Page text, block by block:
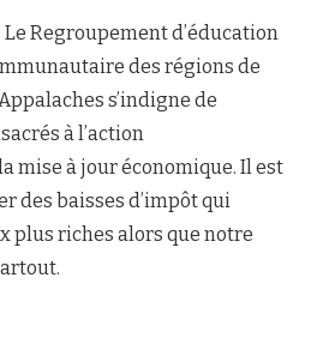
Le Regroupement d’éducation
des régions de
s’indigne de
à l’action
mise à jour économique. Il est
des baisses d’impôt qui
plus riches alors que notre